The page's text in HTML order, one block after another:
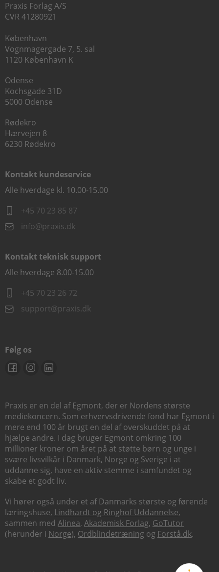
Praxis Forlag A/S
CVR 41280921
København
Vognmagergade 7, 5. sal
1120 København K
Odense
Kochsgade 31D
5000 Odense
Rødekro
Hærvejen 8
6230 Rødekro
Kontakt kundeservice
Alle hverdage kl. 10.00-15.00
+45 70 23 85 87
info@praxis.dk
Kontakt teknisk support
Alle hverdage 8.00-15.00
+45 70 23 26 72
support@praxis.dk
Følg os
Praxis er en del af Egmont, der er Nordens største
mediekoncern. Som erhvervsdrivende fond har Egmont i
mere end 100 år brugt en del af overskuddet på at
hjælpe andre. I dag bruger Egmont omkring 100
millioner kroner om året på at støtte børn og unge i
svære livsvilkår i Danmark, Norge og Sverige i at
uddanne sig, have en aktiv stemme i samfundet og
skabe et godt liv.
Vi hører også under et af Danmarks største og førende
læringshuse, Lindhardt og Ringhof Uddannelse,
sammen med Alinea, Akademisk Forlag, GoTutor
(herunder i Norge), Ordblindetræning og Forstå.dk.